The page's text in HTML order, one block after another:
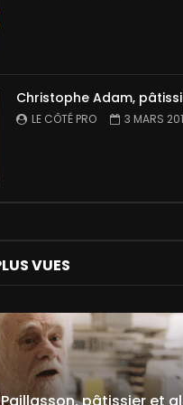
Christophe Adam,
LE CÔTÉ PRO 3 MARS
VUES
pâtissier et